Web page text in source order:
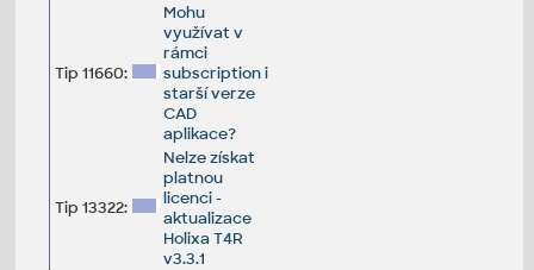
Tip 11660:
Mohu
využívat v
rámci
subscription i
starší verze
CAD
aplikace?
Tip 13322:
Nelze získat
platnou
licenci -
aktualizace
Holixa T4R
v3.3.1